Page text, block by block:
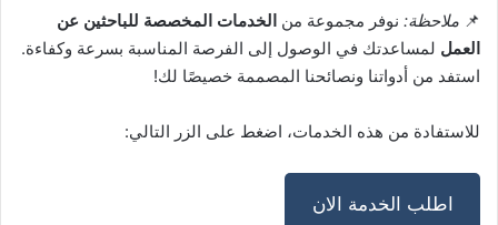
📌 ملاحظة: نوفر مجموعة من الخدمات المخصصة للباحثين عن
العمل لمساعدتك في الوصول إلى الفرصة المناسبة بسرعة وكفاءة.
استفد من أدواتنا ونصائحنا المصممة خصيصًا لك!
للاستفادة من هذه الخدمات، اضغط على الزر التالي:
اطلب الخدمة الان